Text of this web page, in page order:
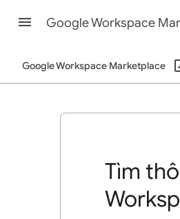
Google Workspace
Google Workspace Marketplace
Tìm